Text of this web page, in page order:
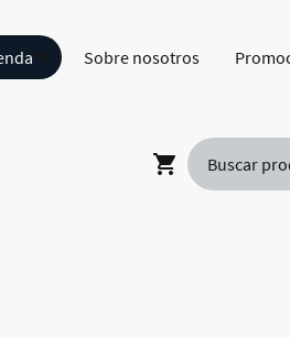
Sobre nosotros